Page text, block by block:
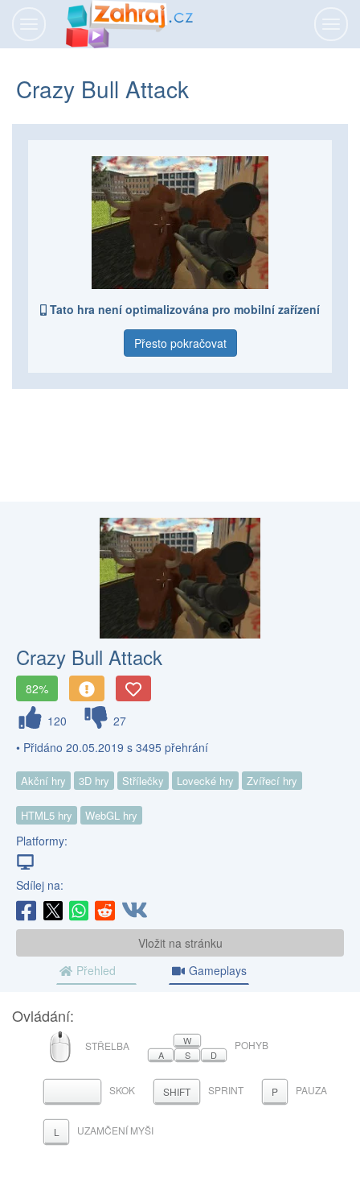
Crazy Bull Attack
Tato hra není optimalizována pro mobilní zařízení
Přesto pokračovat
Crazy Bull Attack
82%
120
27
• Přidáno 20.05.2019 s 3495 přehrání
Akční hry 3D hry Střílečky Lovecké hry Zvířecí hry
HTML5 hry WebGL hry
Platformy:
Sdílej na:
Vložit na stránku
Přehled
Gameplays
Ovládání:
MYŠ
STŘELBA
W
A
S D
POHYB
MEZERNÍKSKOK SHIFT SPRINT P PAUZA
L UZAMČENÍ MYŠI